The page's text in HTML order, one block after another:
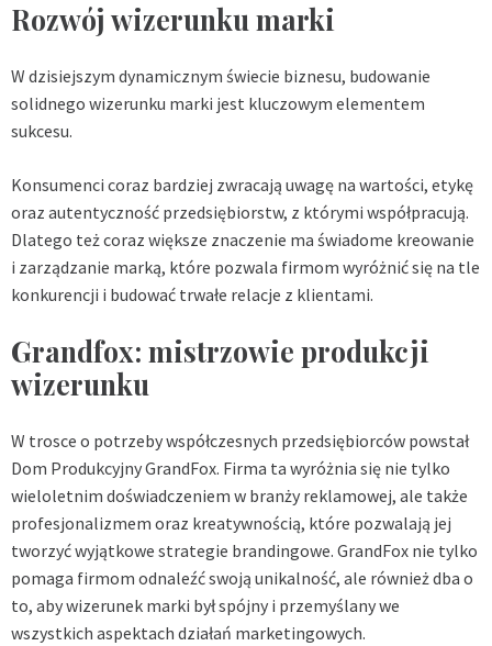
Rozwój wizerunku marki
W dzisiejszym dynamicznym świecie biznesu, budowanie
solidnego wizerunku marki jest kluczowym elementem
sukcesu.
Konsumenci coraz bardziej zwracają uwagę na wartości, etykę
oraz autentyczność przedsiębiorstw, z którymi współpracują.
Dlatego też coraz większe znaczenie ma świadome kreowanie
i zarządzanie marką, które pozwala firmom wyróżnić się na tle
konkurencji i budować trwałe relacje z klientami.
Grandfox: mistrzowie produkcji
wizerunku
W trosce o potrzeby współczesnych przedsiębiorców powstał
Dom Produkcyjny GrandFox. Firma ta wyróżnia się nie tylko
wieloletnim doświadczeniem w branży reklamowej, ale także
profesjonalizmem oraz kreatywnością, które pozwalają jej
tworzyć wyjątkowe strategie brandingowe. GrandFox nie tylko
pomaga firmom odnaleźć swoją unikalność, ale również dba o
to, aby wizerunek marki był spójny i przemyślany we
wszystkich aspektach działań marketingowych.